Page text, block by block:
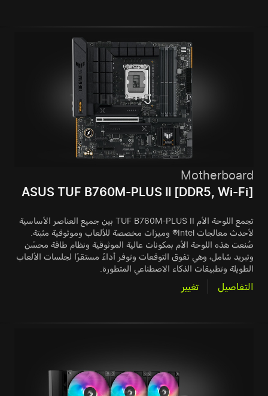
Motherboard
ASUS TUF B760M-PLUS II [DDR5, Wi-Fi]
تجمع اللوحة الأم TUF B760M-PLUS II بين جميع العناصر الأساسية
لأحدث معالجات Intel® وميزات مخصصة للألعاب وموثوقية مثبتة.
صُنعت هذه اللوحة الأم بمكونات عالية الموثوقية ونظام طاقة محسّن
وتبريد شامل، وهي تفوق التوقعات وتوفر أداءً مستقرًا لجلسات الألعاب
الطويلة وتطبيقات الذكاء الاصطناعي المتطورة.
التفاصيل تغيير